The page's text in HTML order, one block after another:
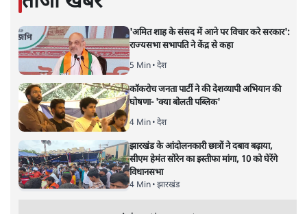
मुकेश कुमारकी और स्टोरी पढ़ें
भारत–यूरोप संवाद: दूरदर्शी रणनीति या
हालात से उपजा मोड़?